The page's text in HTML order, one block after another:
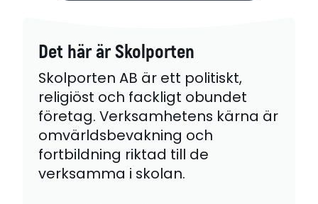
Det här är Skolporten
Skolporten AB är ett politiskt,
religiöst och fackligt obundet
företag. Verksamhetens kärna är
omvärldsbevakning och
fortbildning riktad till de
verksamma i skolan.